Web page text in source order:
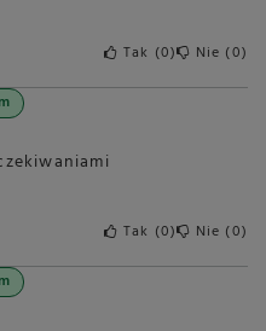
Tak 0 Nie 0
Tak 0 Nie 0